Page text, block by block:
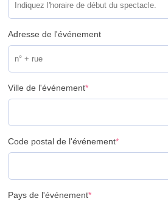
Adresse de l'événement
Ville de l'événement*
Code postal de l'événement*
Pays de l'événement*